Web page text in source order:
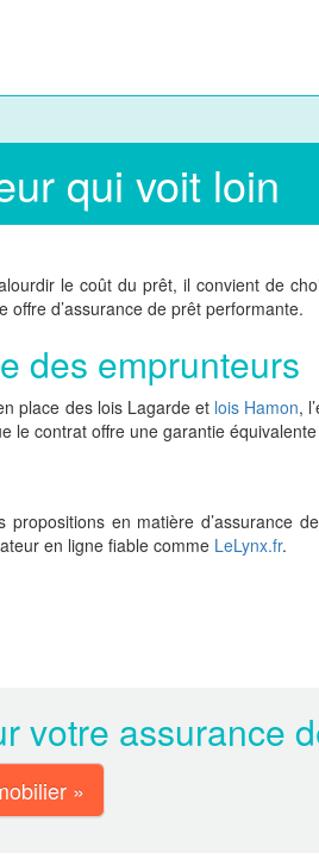
qui voit loin
le coût du prêt, il convient de
d’assurance de prêt performante.
des emprunteurs
place des lois Lagarde et lois Hamon,
le contrat offre une garantie
en matière d’assurance
en ligne fiable comme LeLynx.fr.
votre assurance
»